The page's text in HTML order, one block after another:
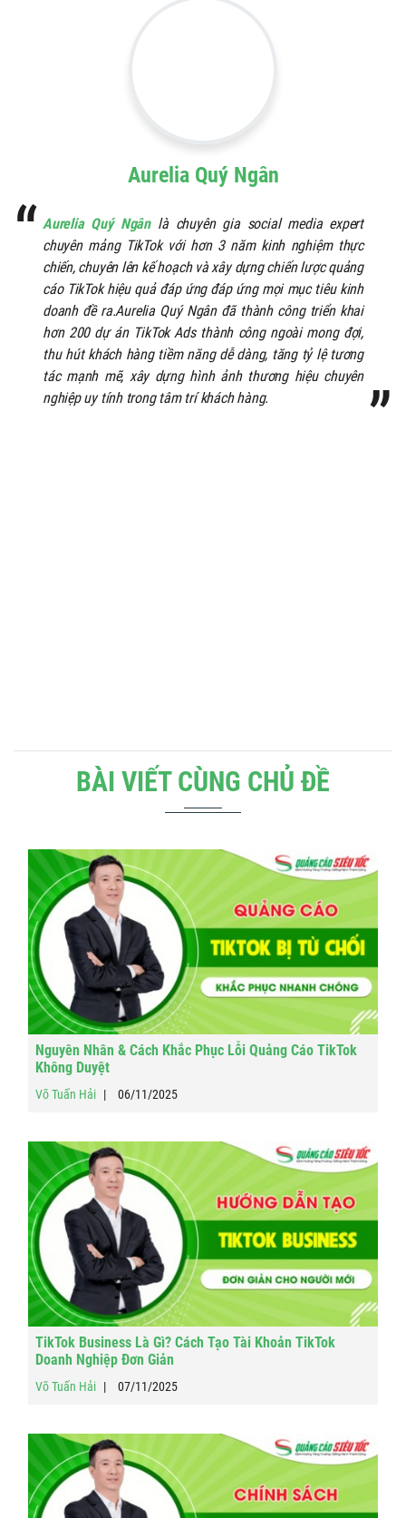
Aurelia Quý Ngân
Aurelia Quý Ngânlà chuyên gia social media expert
chuyên mảng TikTok với hơn 3 năm kinh nghiệm thực
chiến, chuyên lên kế hoạch và xây dựng chiến lược quảng
cáo TikTok hiệu quả đáp ứng đáp ứng mọi mục tiêu kinh
doanh đề ra.Aurelia Quý Ngân đã thành công triển khai
hơn 200 dự án TikTok Ads thành công ngoài mong đợi,
thu hút khách hàng tiềm năng dễ dàng, tăng tỷ lệ tương
tác mạnh mẽ, xây dựng hình ảnh thương hiệu chuyên
nghiệp uy tính trong tâm trí khách hàng.
BÀI VIẾT CÙNG CHỦ ĐỀ
Nguyên Nhân & Cách Khắc Phục Lỗi Quảng Cáo TikTok
Không Duyệt
Võ Tuấn Hải 06/11/2025
TikTok Business Là Gì? Cách Tạo Tài Khoản TikTok
Doanh Nghiệp Đơn Giản
Võ Tuấn Hải 07/11/2025